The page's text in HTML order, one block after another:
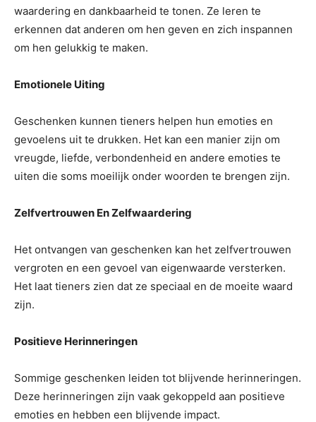
waardering en dankbaarheid te tonen. Ze leren te
erkennen dat anderen om hen geven en zich inspannen
om hen gelukkig te maken.
Emotionele Uiting
Geschenken kunnen tieners helpen hun emoties en
gevoelens uit te drukken. Het kan een manier zijn om
vreugde, liefde, verbondenheid en andere emoties te
uiten die soms moeilijk onder woorden te brengen zijn.
Zelfvertrouwen En Zelfwaardering
Het ontvangen van geschenken kan het zelfvertrouwen
vergroten en een gevoel van eigenwaarde versterken.
Het laat tieners zien dat ze speciaal en de moeite waard
zijn.
Positieve Herinneringen
Sommige geschenken leiden tot blijvende herinneringen.
Deze herinneringen zijn vaak gekoppeld aan positieve
emoties en hebben een blijvende impact.